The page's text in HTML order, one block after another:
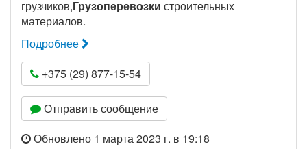
грузчиков,Грузоперевозки строительных
материалов.
Подробнее
+375 (29) 877-15-54
Отправить сообщение
Обновлено 1 марта 2023 г. в 19:18